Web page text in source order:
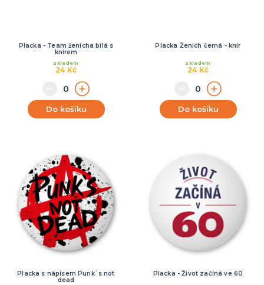
Placka - Team ženicha bílá s
knírem
24 Kč
Skladem
Do košíku
Placka Ženich černá - knír
24 Kč
Skladem
Do košíku
Placka s nápisem Punk`s not
dead
Placka - Život začíná ve 60